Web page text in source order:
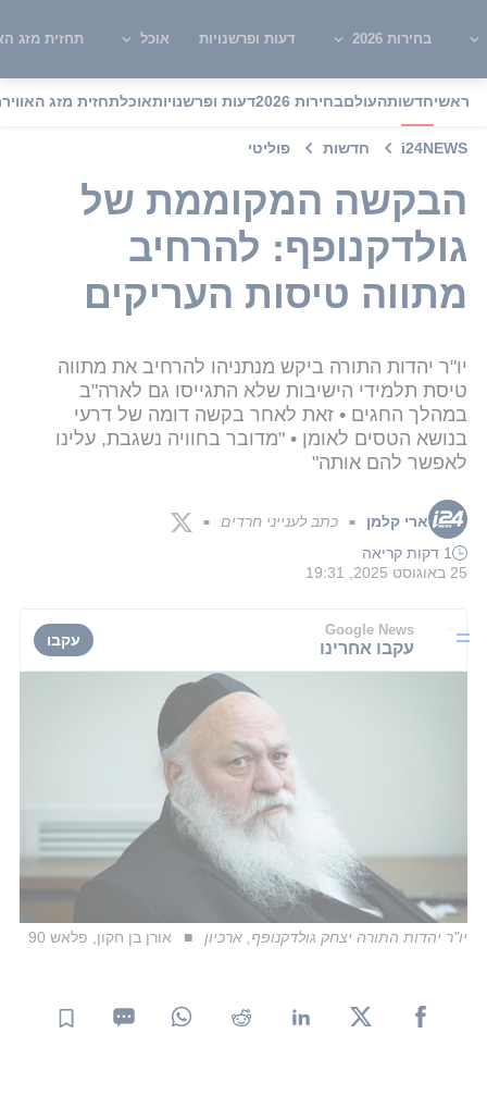
בחירות 2026 דעות ופרשנויות אוכל תחזית מזג
ראשיחדשותהעולםבחירות 2026 דעות ופרשנויותאוכלתחזית מזג האוויר
i24NEWS חדשות פוליטי
הבקשה המקוממת של
גולדקנופף: להרחיב
מתווה טיסות העריקים
יו"ר יהדות התורה ביקש מנתניהו להרחיב את מתווה
טיסת תלמידי הישיבות שלא התגייסו גם לארה"ב
במהלך החגים • זאת לאחר בקשה דומה של דרעי
בנושא הטסים לאומן • "מדובר בחוויה נשגבת, עלינו
לאפשר להם אותה"
ארי קלמן ■ כתב לענייני חרדים ■
1 דקות קריאה
25 באוגוסט 2025, 19:31
Google News
עקבו אחרינו עקבו
יו"ר יהדות התורה יצחק גולדקנופף, ארכיון אורן בן חקון, פלאש 90